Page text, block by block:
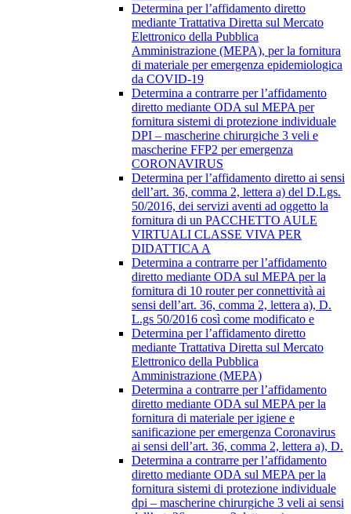
Determina per l’affidamento diretto
mediante Trattativa Diretta sul Mercato
Elettronico della Pubblica
Amministrazione (MEPA), per la fornitura
di materiale per emergenza epidemiologica
da COVID-19
Determina a contrarre per l’affidamento
diretto mediante ODA sul MEPA per
fornitura sistemi di protezione individuale
DPI – mascherine chirurgiche 3 veli e
mascherine FFP2 per emergenza
CORONAVIRUS
Determina per l’affidamento diretto ai sensi
dell’art. 36, comma 2, lettera a) del D.Lgs.
50/2016, dei servizi aventi ad oggetto la
fornitura di un PACCHETTO AULE
VIRTUALI CLASSE VIVA PER
DIDATTICA A
Determina a contrarre per l’affidamento
diretto mediante ODA sul MEPA per la
fornitura di 10 router per connettività ai
sensi dell’art. 36, comma 2, lettera a), D.
L.gs 50/2016 così come modificato e
Determina per l’affidamento diretto
mediante Trattativa Diretta sul Mercato
Elettronico della Pubblica
Amministrazione (MEPA)
Determina a contrarre per l’affidamento
diretto mediante ODA sul MEPA per la
fornitura di materiale per igiene e
sanificazione per emergenza Coronavirus
ai sensi dell’art. 36, comma 2, lettera a), D.
Determina a contrarre per l’affidamento
diretto mediante ODA sul MEPA per la
fornitura sistemi di protezione individuale
dpi – mascherine chirurgiche 3 veli ai sensi